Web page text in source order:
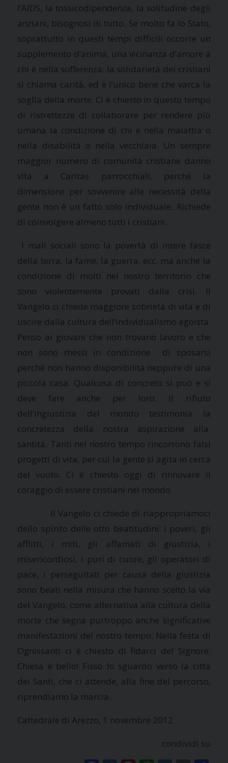
l’AIDS, la tossicodipendenza, la solitudine degli
anziani, bisognosi di tutto. Se molto fa lo Stato,
soprattutto in questi tempi difficili occorre un
supplemento d’anima, una vicinanza d’amore a
chi è nella sofferenza: la solidarietà dei cristiani
si chiama carità, ed è l’unico bene che varca la
soglia della morte. Ci è chiesto in questo tempo
di ristrettezze di collaborare per rendere più
umana la condizione di chi è nella malattia o
nella disabilità o nella vecchiaia. Un sempre
maggior numero di comunità cristiane danno
vita a Caritas parrocchiali, perché la
dimensione per sovvenire alle necessità della
gente non è un fatto solo individuale. Richiede
di coinvolgere almeno tutti i cristiani.
I mali sociali sono la povertà di intere fasce
della terra, la fame, la guerra, ecc. ma anche la
condizione di molti nel nostro territorio che
sono violentemente provati dalla crisi. Il
Vangelo ci chiede maggiore sobrietà di vita e di
uscire dalla cultura dell’individualismo egoista.
Penso ai giovani che non trovano lavoro e che
non sono messi in condizione di sposarsi
perché non hanno disponibilità neppure di una
piccola casa. Qualcosa di concreto si può e si
deve fare anche per loro. Il rifiuto
dell’ingiustizia del mondo testimonia la
concretezza della nostra aspirazione alla
santità. Tanti nel nostro tempo rincorrono falsi
progetti di vita, per cui la gente si agita in cerca
del vuoto. Ci è chiesto oggi di rinnovare il
coraggio di essere cristiani nel mondo.
Il Vangelo ci chiede di riappropriamoci
dello spirito delle otto beatitudini: i poveri, gli
afflitti, i miti, gli affamati di giustizia, i
misericordiosi, i puri di cuore, gli operatori di
pace, i perseguitati per causa della giustizia
sono beati nella misura che hanno scelto la via
del Vangelo, come alternativa alla cultura della
morte che segna purtroppo anche significative
manifestazioni del nostro tempo. Nella festa di
Ognissanti ci è chiesto di fidarci del Signore:
Chiesa è bello! Fisso lo sguardo verso la città
dei Santi, che ci attende, alla fine del percorso,
riprendiamo la marcia.
Cattedrale di Arezzo, 1 novembre 2012
condividi su